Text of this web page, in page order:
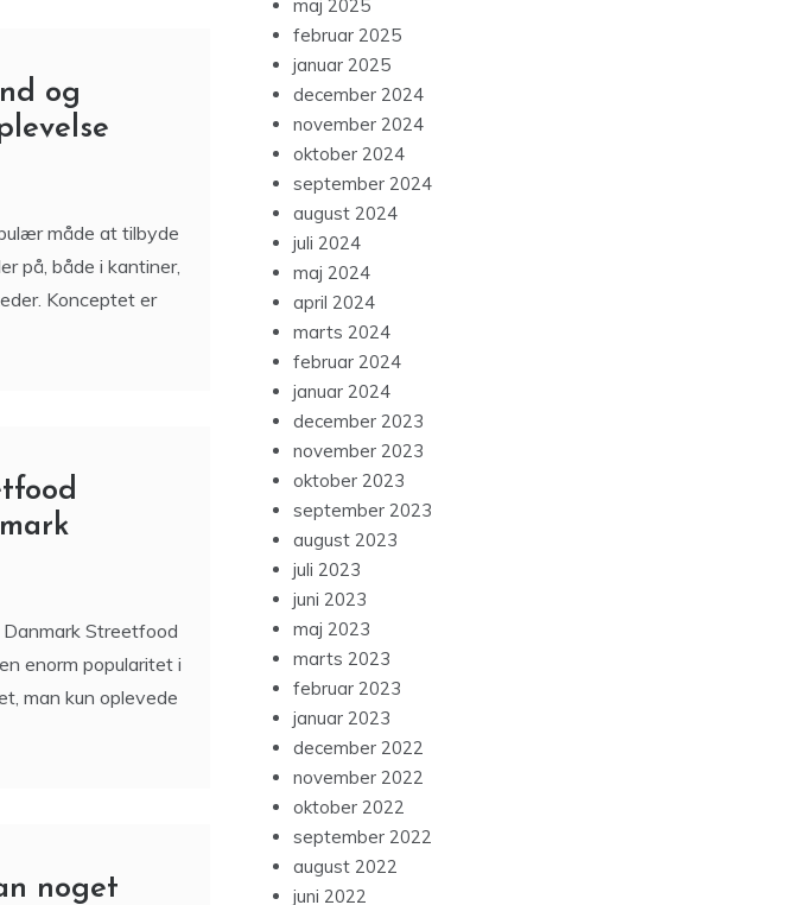
og
måde at tilbyde
på, både i kantiner,
Konceptet er
Streetfood
enorm popularitet i
man kun oplevede
noget
maj 2025
februar 2025
januar 2025
december 2024
november 2024
oktober 2024
september 2024
august 2024
juli 2024
maj 2024
april 2024
marts 2024
februar 2024
januar 2024
december 2023
november 2023
oktober 2023
september 2023
august 2023
juli 2023
juni 2023
maj 2023
marts 2023
februar 2023
januar 2023
december 2022
november 2022
oktober 2022
september 2022
august 2022
juni 2022